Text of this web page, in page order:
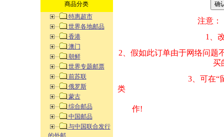
商品分类
特惠超市
世界各地邮品
香港
澳门
朝鲜
世界专题邮票
前苏联
俄罗斯
蒙古
综合邮品
中国邮品
与中国联合发行
的外邮
注意：
1、改变商品数量
2、假如此订单由
买的邮品的“
3、可在“
类 方式告之
作!